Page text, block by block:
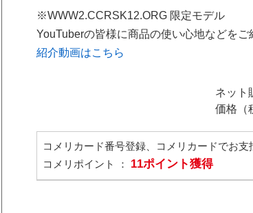
※WWW2.CCRSK12.ORG 限定モデル
YouTuberの皆様に商品の使い心地などをご
紹介動画はこちら
ネット
価格（
コメリカード番号登録、コメリカードでお支
コメリポイント ： 11ポイント獲得